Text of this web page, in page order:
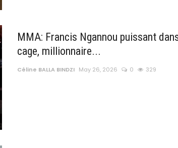
MMA: Francis Ngannou puissant
cage, millionnaire...
Céline BALLA BINDZI May 26, 2026 0 329